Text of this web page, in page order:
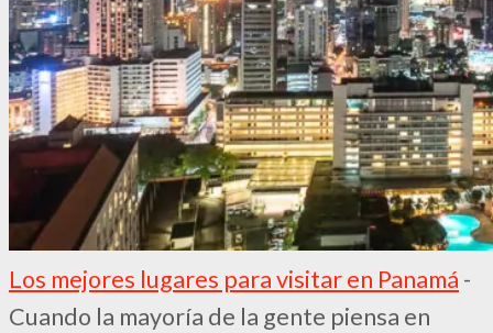
Los mejores lugares para visitar en Panamá -
Cuando la mayoría de la gente piensa en